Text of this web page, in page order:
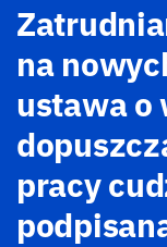
na
ustawa o
pracy